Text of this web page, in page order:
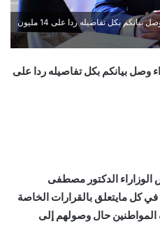
موبايلات؟: شكرا دولة رئيس الوزراء وصل بيانكم بكل تفاصيله ردا على 14 مليون
وصل بيانكم بكل تفاصيله ردا على
الوزاراء الدكتور مصطفى
كل مايتعلق بالقرارات الخاصة
المواطنين حال وصولهم إلى